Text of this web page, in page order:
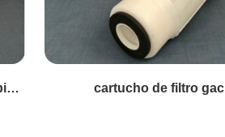
Cartucho filtrante de conexión rápida Small T33/Small T33 cartucho de filtro gac